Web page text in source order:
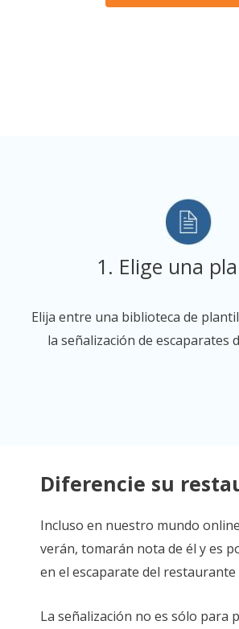
1. Elige una
Elija entre una biblioteca de
la señalización de escaparates
Diferencie su
Incluso en nuestro mundo
verán, tomarán nota de él y es
en el escaparate del
La señalización no es sólo para